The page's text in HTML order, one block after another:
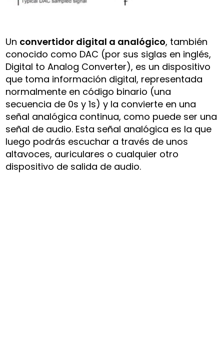
Un convertidor digital a analógico, también
conocido como DAC (por sus siglas en inglés,
Digital to Analog Converter), es un dispositivo
que toma información digital, representada
normalmente en código binario (una
secuencia de 0s y 1s) y la convierte en una
señal analógica continua, como puede ser una
señal de audio. Esta señal analógica es la que
luego podrás escuchar a través de unos
altavoces, auriculares o cualquier otro
dispositivo de salida de audio.